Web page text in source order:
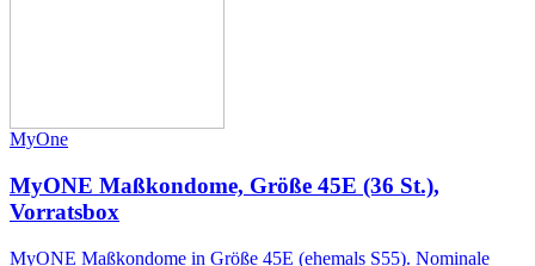
MyOne
MyONE Maßkondome, Größe 45E (36 St.),
Vorratsbox
MyONE Maßkondome in Größe 45E (ehemals S55). Nominale